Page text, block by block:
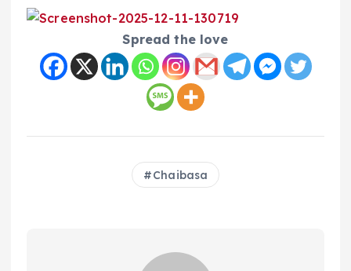
Spread the love
Chaibasa